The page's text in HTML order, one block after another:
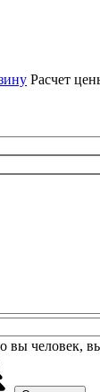
Расчет
вы человек,